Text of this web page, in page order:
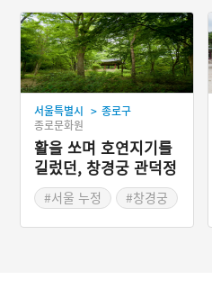
서울특별시 > 종로구
종로문화원
활을 쏘며 호연지기를
길렀던, 창경궁 관덕정
#서울 누정
#창경궁